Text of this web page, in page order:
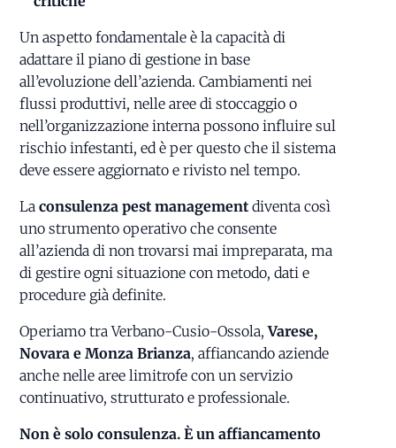
Un aspetto fondamentale è la capacità di
adattare il piano di gestione in base
all’evoluzione dell’azienda. Cambiamenti nei
flussi produttivi, nelle aree di stoccaggio o
nell’organizzazione interna possono influire sul
rischio infestanti, ed è per questo che il sistema
deve essere aggiornato e rivisto nel tempo.
Laconsulenza pest management diventa così
uno strumento operativo che consente
all’azienda di non trovarsi mai impreparata, ma
di gestire ogni situazione con metodo, dati e
procedure già definite.
Operiamo tra Verbano-Cusio-Ossola,Varese,
Novara e Monza Brianza, affiancando aziende
anche nelle aree limitrofe con un servizio
continuativo, strutturato e professionale.
Non è solo consulenza. È un affiancamento